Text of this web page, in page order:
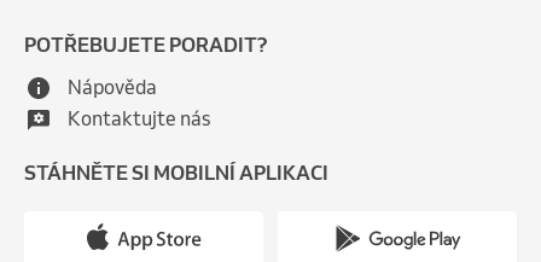
POTŘEBUJETE PORADIT?
Nápověda
Kontaktujte nás
STÁHNĚTE SI MOBILNÍ APLIKACI